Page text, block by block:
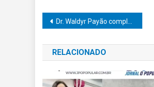
Navegação
de
Post
Dr. Waldyr Payão completa 65 anos e celebra uma trajetória de 40 anos dedicada à advocacia em Marília
RELACIONADO